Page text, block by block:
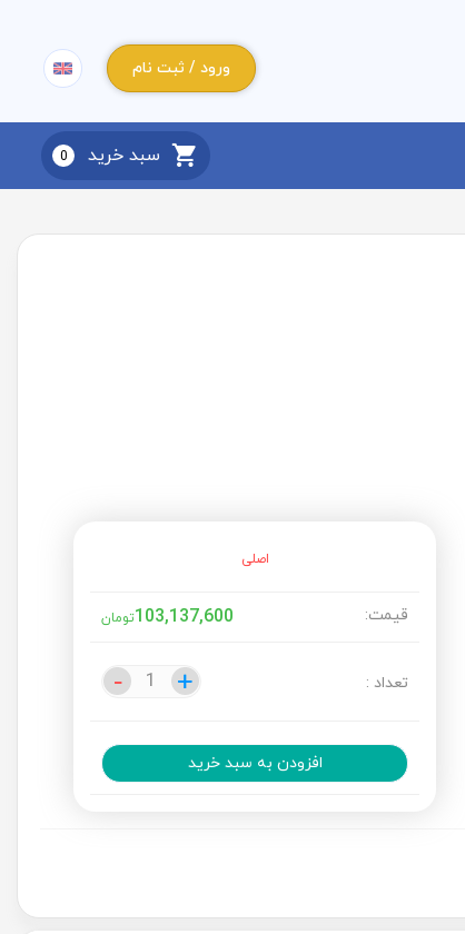
ورود / ثبت نام
سبد خرید 0
اصلی
قیمت: 103,137,600تومان
تعداد : +
- +
-
افزودن به سبد خرید